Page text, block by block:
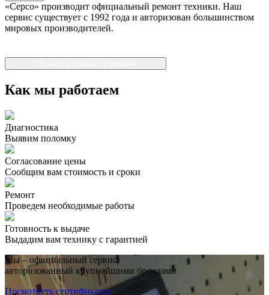
«Серсо» производит официальный ремонт техники. Наш
сервис существует с 1992 года и авторизован большинством
мировых производителей.
Как мы работаем
Диагностика
Выявим поломку
Согласование цены
Сообщим вам стоимость и сроки
Ремонт
Проведем необходимые работы
Готовность к выдаче
Выдадим вам технику с гарантией
Мы – официальный сервис,
авторизованный крупнейшими брендами
Посмотреть сертификаты